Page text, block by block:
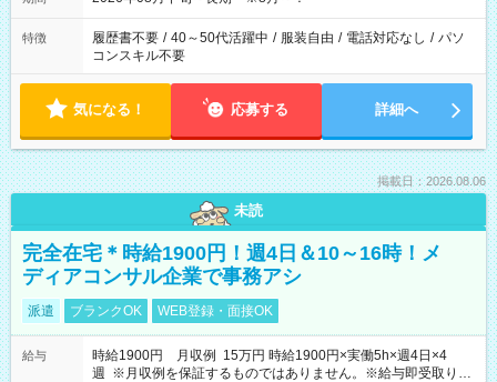
特徴 履歴書不要 / 40～50代活躍中 / 服装自由 / 電話対応なし / パソ
コンスキル不要
気になる！ 応募する 詳細へ
掲載日：2026.08.06
未読
完全在宅＊時給1900円！週4日＆10～16時！メ
ディアコンサル企業で事務アシ
派遣 ブランクOK WEB登録・面接OK
給与
時給1900円 月収例 15万円 時給1900円×実働5h×週4日×4
週 ※月収例を保証するものではありません。※給与即受取りサ